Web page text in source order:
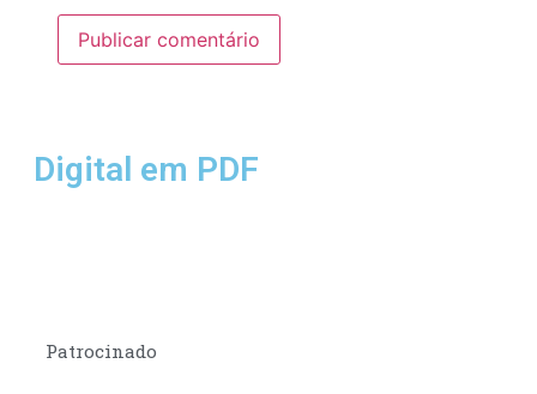
Digital em PDF
Patrocinado